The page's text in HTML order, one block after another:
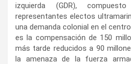
izquierda (GDR),
representantes electos
una demanda colonial en el
es la compensación de 150
más tarde reducidos a 90
la amenaza de la fuerza